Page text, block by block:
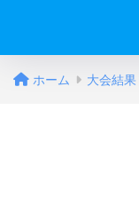
ホーム 大会結果